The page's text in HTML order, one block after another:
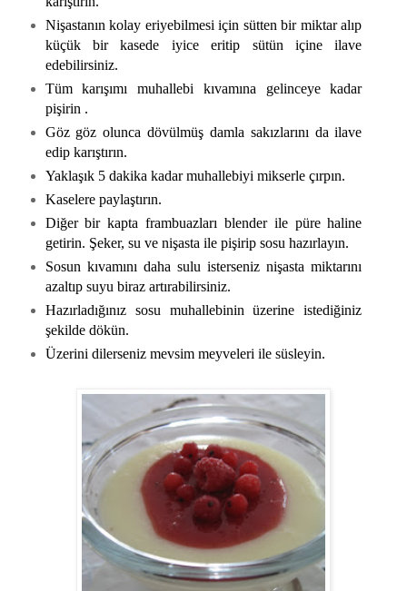
Nişastanın kolay eriyebilmesi için sütten bir miktar alıp
küçük bir kasede iyice eritip sütün içine ilave
edebilirsiniz.
Tüm karışımı muhallebi kıvamına gelinceye kadar
pişirin .
Göz göz olunca dövülmüş damla sakızlarını da ilave
edip karıştırın.
Yaklaşık 5 dakika kadar muhallebiyi mikserle çırpın.
Kaselere paylaştırın.
Diğer bir kapta frambuazları blender ile püre haline
getirin. Şeker, su ve nişasta ile pişirip sosu hazırlayın.
Sosun kıvamını daha sulu isterseniz nişasta miktarını
azaltıp suyu biraz artırabilirsiniz.
Hazırladığınız sosu muhallebinin üzerine istediğiniz
şekilde dökün.
Üzerini dilerseniz mevsim meyveleri ile süsleyin.